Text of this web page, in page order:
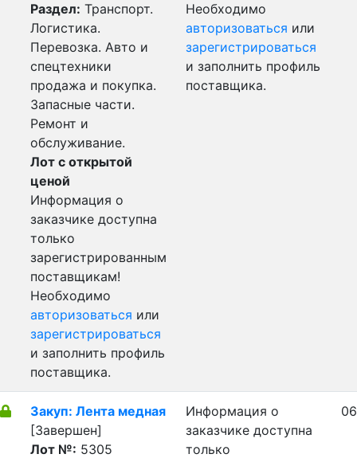
Раздел: Транспорт.
Логистика.
Перевозка. Авто и
спецтехники
продажа и покупка.
Запасные части.
Ремонт и
обслуживание.
Лот с открытой
ценой
Информация о
заказчике доступна
только
зарегистрированным
поставщикам!
Необходимо
авторизоваться или
зарегистрироваться
и заполнить профиль
поставщика.
Необходимо
авторизоваться или
зарегистрироваться
и заполнить профиль
поставщика.
Закуп: Лента медная
[Завершен]
Лот №: 5305
Информация о
заказчике доступна
только